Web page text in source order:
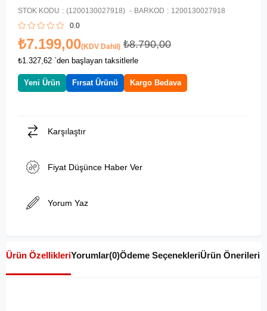
STOK KODU (1200130027918) BARKOD : 1200130027918
0.0
₺8.790,00
₺7.199,00(KDV Dahil)
₺1.327,62 `den başlayan taksitlerle
Yeni Ürün Fırsat Ürünü Kargo Bedava
Karşılaştır
Fiyat Düşünce Haber Ver
Yorum Yaz
Ürün ÖzellikleriYorumlar(0)Ödeme SeçenekleriÜrün Önerileri